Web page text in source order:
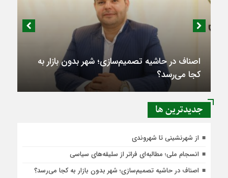
اصناف در حاشیه تصمیم‌سازی؛ شهر بدون بازار به
کجا می‌رسد؟
جديدترين ها
از شهرنشینی تا شهروندی
انسجام ملی؛ مطالبه‌ای فراتر از سلیقه‌های سیاسی
اصناف در حاشیه تصمیم‌سازی؛ شهر بدون بازار به کجا می‌رسد؟